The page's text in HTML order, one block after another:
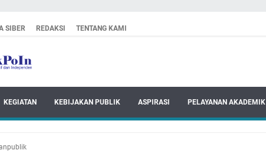
SIBER REDAKSI TENTANG KAMI
KEGIATAN KEBIJAKAN PUBLIK ASPIRASI PELAYANAN AKADEMIK